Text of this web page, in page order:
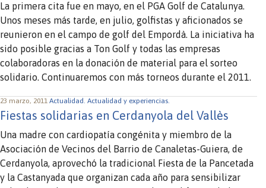
La primera cita fue en mayo, en el PGA Golf de Catalunya.
Unos meses más tarde, en julio, golfistas y aficionados se
reunieron en el campo de golf del Empordà. La iniciativa ha
sido posible gracias a Ton Golf y todas las empresas
colaboradoras en la donación de material para el sorteo
solidario. Continuaremos con más torneos durante el 2011.
23 marzo, 2011 Actualidad. Actualidad y experiencias.
Fiestas solidarias en Cerdanyola del Vallès
Una madre con cardiopatía congénita y miembro de la
Asociación de Vecinos del Barrio de Canaletas-Guiera, de
Cerdanyola, aprovechó la tradicional Fiesta de la Pancetada
y la Castanyada que organizan cada año para sensibilizar